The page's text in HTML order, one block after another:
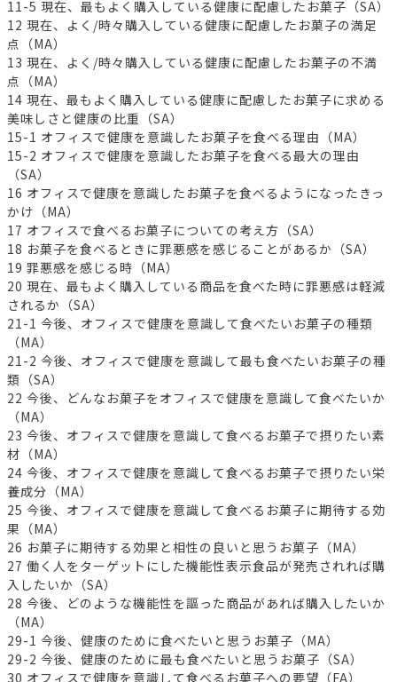
11-5 現在、最もよく購入している健康に配慮したお菓子（SA）
12 現在、よく/時々購入している健康に配慮したお菓子の満足
点（MA）
13 現在、よく/時々購入している健康に配慮したお菓子の不満
点（MA）
14 現在、最もよく購入している健康に配慮したお菓子に求める
美味しさと健康の比重（SA）
15-1 オフィスで健康を意識したお菓子を食べる理由（MA）
15-2 オフィスで健康を意識したお菓子を食べる最大の理由
（SA）
16 オフィスで健康を意識したお菓子を食べるようになったきっ
かけ（MA）
17 オフィスで食べるお菓子についての考え方（SA）
18 お菓子を食べるときに罪悪感を感じることがあるか（SA）
19 罪悪感を感じる時（MA）
20 現在、最もよく購入している商品を食べた時に罪悪感は軽減
されるか（SA）
21-1 今後、オフィスで健康を意識して食べたいお菓子の種類
（MA）
21-2 今後、オフィスで健康を意識して最も食べたいお菓子の種
類（SA）
22 今後、どんなお菓子をオフィスで健康を意識して食べたいか
（MA）
23 今後、オフィスで健康を意識して食べるお菓子で摂りたい素
材（MA）
24 今後、オフィスで健康を意識して食べるお菓子で摂りたい栄
養成分（MA）
25 今後、オフィスで健康を意識して食べるお菓子に期待する効
果（MA）
26 お菓子に期待する効果と相性の良いと思うお菓子（MA）
27 働く人をターゲットにした機能性表示食品が発売されれば購
入したいか（SA）
28 今後、どのような機能性を謳った商品があれば購入したいか
（MA）
29-1 今後、健康のために食べたいと思うお菓子（MA）
29-2 今後、健康のために最も食べたいと思うお菓子（SA）
30 オフィスで健康を意識して食べるお菓子への要望（FA）